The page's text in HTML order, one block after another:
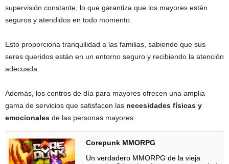
supervisión constante, lo que garantiza que los mayores estén
seguros y atendidos en todo momento.
Esto proporciona tranquilidad a las familias, sabiendo que sus
seres queridos están en un entorno seguro y recibiendo la atención
adecuada.
Además, los centros de día para mayores ofrecen una amplia
gama de servicios que satisfacen las necesidades físicas y
emocionales de las personas mayores.
Corepunk MMORPG
Un verdadero MMORPG de la vieja